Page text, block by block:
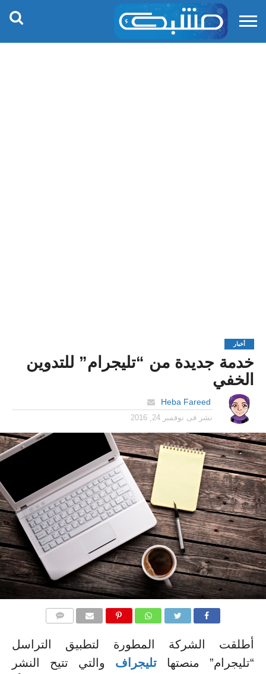
أخبار
خدمة جديدة من “تليجرام” للتدوين
الخفي
Heba Fareed
نشر فى نوفمبر 24, 2016
أطلقت الشركة المطورة لتطبيق التراسل
“تليجرام” منصتها تليجراف والتي تتيح النشر